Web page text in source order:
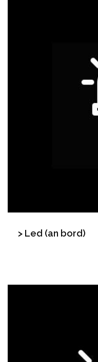
> Led (an bord)